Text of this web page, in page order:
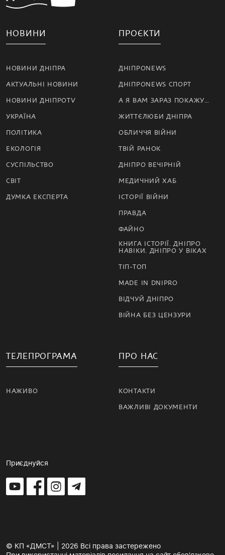
НОВИНИ
НОВИНИ ДНІПРА
АКТУАЛЬНІ НОВИНИ
НОВИНИ ДНІПРОTV
УКРАЇНА
ПОЛІТИКА
ЕКОЛОГІЯ
СУСПІЛЬСТВО
СВІТ
ДУМКА ЕКСПЕРТА
ПРОЄКТИ
ДНІПРОNEWS
ДНІПРОNEWS СПОРТ
А Я ВАМ ЗАРАЗ ПОКАЖУ…
ЖИТТЄЛЮБИ ДНІПРА
ОБЛИЧЧЯ ВІЙНИ
ТВІЙ РАНОК
ДНІПРО ВЕЧІРНІЙ
МЕДИЧНИЙ ХАБ
ІСТОРІЇ ВІЙНИ
ПРАВДА
ФАЙНО
КНИГА ІСТОРІЇ. ДНІПРО
НАВІКИ. ДНІПРО У ВІКАХ
ТІП-ТОП
MADE IN DNIPRO
ВІДЧУЙ ДНІПРО
ВІЙНА БЕЗ ЦЕНЗУРИ
ТЕЛЕПРОГРАМА
НАЖИВО
ПРО НАС
КОНТАКТИ
ВАЖЛИВІ ДОКУМЕНТИ
Приєднуйся
© КП «ДМСТ» | 2026 Всі права застережено